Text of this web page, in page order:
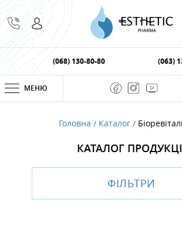
(068) 130-80-80 (063)
МЕНЮ
Головна Каталог
КАТАЛОГ
ФІЛЬТРИ